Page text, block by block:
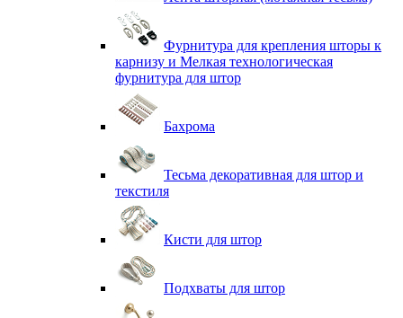
Фурнитура для крепления шторы к
карнизу и Мелкая технологическая
фурнитура для штор
Бахрома
Тесьма декоративная для штор и
текстиля
Кисти для штор
Подхваты для штор